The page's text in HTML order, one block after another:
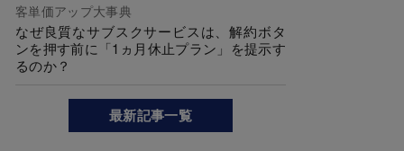
客単価アップ大事典
なぜ良質なサブスクサービスは、解約ボタ
ンを押す前に「1ヵ月休止プラン」を提示す
るのか？
最新記事一覧